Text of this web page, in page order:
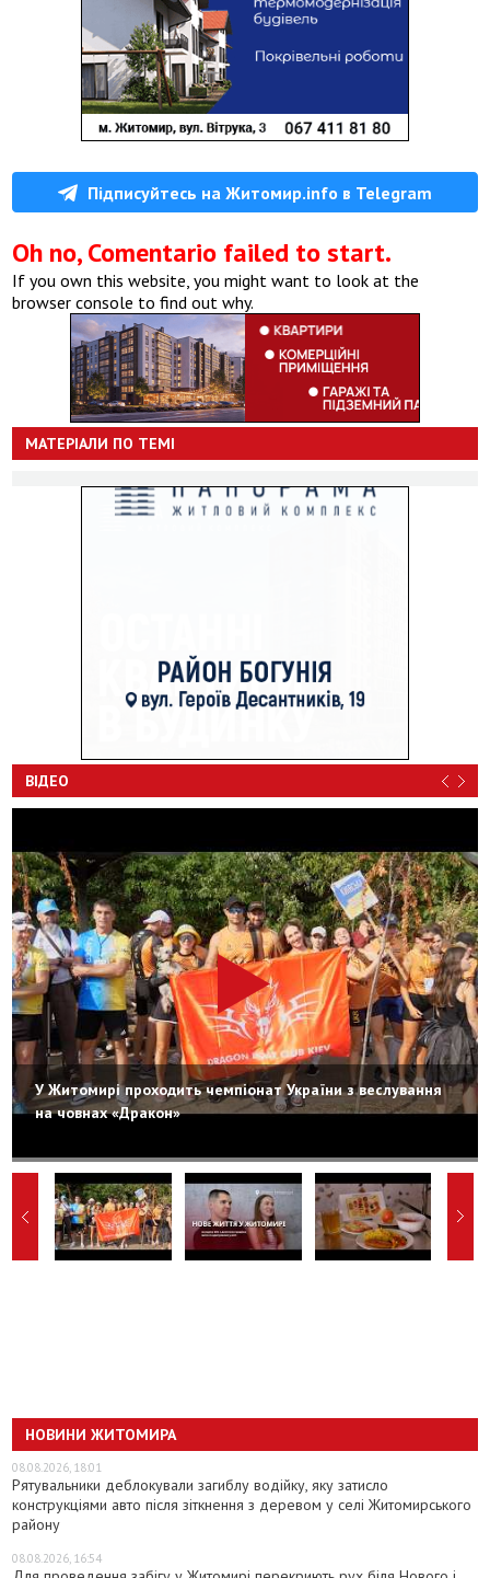
Підписуйтесь на Житомир.info в Telegram
Oh no, Comentario failed to start.
If you own this website, you might want to look at the
browser console to find out why.
МАТЕРІАЛИ ПО ТЕМІ
ВІДЕО
У Житомирі проходить чемпіонат України з веслування
на човнах «Дракон»
НОВИНИ ЖИТОМИРА
08.08.2026, 18:01
Рятувальники деблокували загиблу водійку, яку затисло
конструкціями авто після зіткнення з деревом у селі Житомирського
району
08.08.2026, 16:54